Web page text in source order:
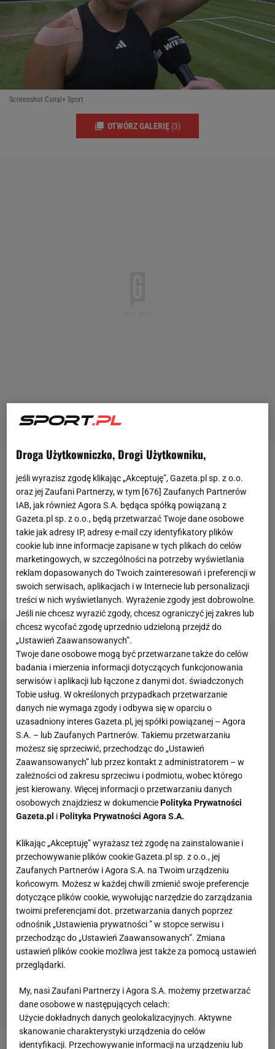
Screenshot Canal+ Sport
OTWÓRZ GALERIĘ (3)
będzie pierwszym w tym sezonie - do tej pory
reprezentantka Polski dochodziła najdalej do
półfinału. Będzie to również jej pierwszy finał w
rozgrywkach, które odbywają się na kortach
trawiastych - to dobry znak, gdy weźmie się pod
uwagę, że już w poniedziałek rozpoczyna się
Wimbledon.
Droga Użytkowniczko, Drogi Użytkowniku,
jeśli wyrazisz zgodę klikając „Akceptuję”, Gazeta.pl sp. z o.o.
oraz jej Zaufani Partnerzy, w tym [676] Zaufanych Partnerów
IAB, jak również Agora S.A. będąca spółką powiązaną z
Gazeta.pl sp. z o.o., będą przetwarzać Twoje dane osobowe
takie jak adresy IP, adresy e-mail czy identyfikatory plików
cookie lub inne informacje zapisane w tych plikach do celów
marketingowych, w szczególności na potrzeby wyświetlania
reklam dopasowanych do Twoich zainteresowań i preferencji w
swoich serwisach, aplikacjach i w Internecie lub personalizacji
treści w nich wyświetlanych. Wyrażenie zgody jest dobrowolne.
Jeśli nie chcesz wyrazić zgody, chcesz ograniczyć jej zakres lub
chcesz wycofać zgodę uprzednio udzieloną przejdź do
„Ustawień Zaawansowanych”.
Twoje dane osobowe mogą być przetwarzane także do celów
badania i mierzenia informacji dotyczących funkcjonowania
serwisów i aplikacji lub łączone z danymi dot. świadczonych
Tobie usług. W określonych przypadkach przetwarzanie
danych nie wymaga zgody i odbywa się w oparciu o
uzasadniony interes Gazeta.pl, jej spółki powiązanej – Agora
S.A. – lub Zaufanych Partnerów. Takiemu przetwarzaniu
możesz się sprzeciwić, przechodząc do „Ustawień
Zaawansowanych” lub przez kontakt z administratorem – w
zależności od zakresu sprzeciwu i podmiotu, wobec którego
jest kierowany. Więcej informacji o przetwarzaniu danych
osobowych znajdziesz w dokumenciePolityka Prywatności
Gazeta.pl iPolityka Prywatności Agora S.A.
Klikając „Akceptuję” wyrażasz też zgodę na zainstalowanie i
przechowywanie plików cookie Gazeta.pl sp. z o.o., jej
Zaufanych Partnerów i Agora S.A. na Twoim urządzeniu
końcowym. Możesz w każdej chwili zmienić swoje preferencje
dotyczące plików cookie, wywołując narzędzie do zarządzania
twoimi preferencjami dot. przetwarzania danych poprzez
odnośnik „Ustawienia prywatności ” w stopce serwisu i
przechodząc do „Ustawień Zaawansowanych”. Zmiana
ustawień plików cookie możliwa jest także za pomocą ustawień
przeglądarki.
My, nasi Zaufani Partnerzy i Agora S.A. możemy przetwarzać
dane osobowe w następujących celach:
Użycie dokładnych danych geolokalizacyjnych. Aktywne
skanowanie charakterystyki urządzenia do celów
identyfikacji. Przechowywanie informacji na urządzeniu lub